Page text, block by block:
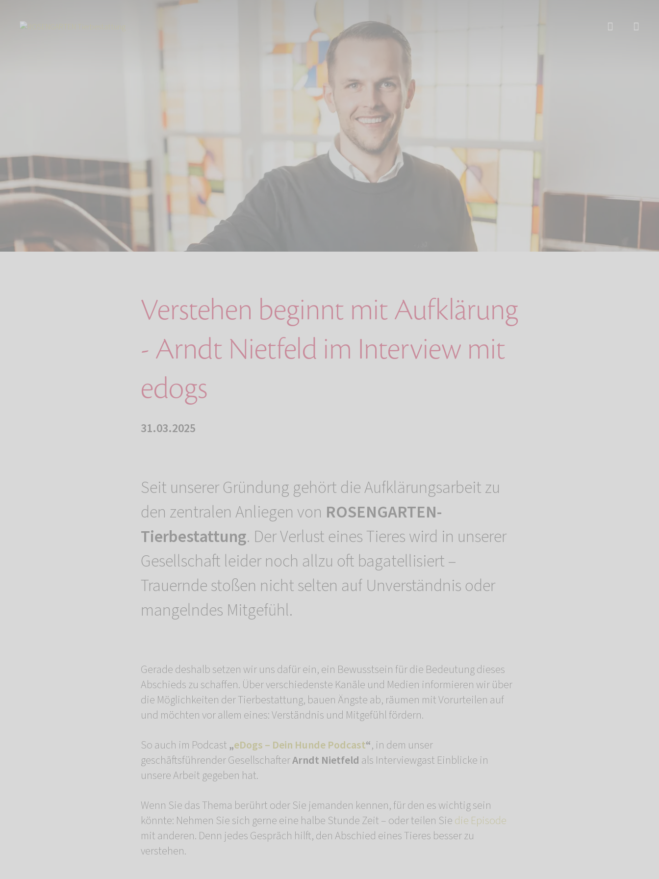
Verstehen beginnt mit Aufklärung
- Arndt Nietfeld im Interview mit
edogs
31.03.2025
Seit unserer Gründung gehört die Aufklärungsarbeit zu
den zentralen Anliegen von ROSENGARTEN-
Tierbestattung. Der Verlust eines Tieres wird in unserer
Gesellschaft leider noch allzu oft bagatellisiert –
Trauernde stoßen nicht selten auf Unverständnis oder
mangelndes Mitgefühl.
Gerade deshalb setzen wir uns dafür ein, ein Bewusstsein für die Bedeutung dieses
Abschieds zu schaffen. Über verschiedenste Kanäle und Medien informieren wir über
die Möglichkeiten der Tierbestattung, bauen Ängste ab, räumen mit Vorurteilen auf
und möchten vor allem eines: Verständnis und Mitgefühl fördern.
So auch im Podcast„eDogs – Dein Hunde Podcast“, in dem unser
geschäftsführender GesellschafterArndt Nietfeld als Interviewgast Einblicke in
unsere Arbeit gegeben hat.
Wenn Sie das Thema berührt oder Sie jemanden kennen, für den es wichtig sein
könnte: Nehmen Sie sich gerne eine halbe Stunde Zeit – oder teilen Siedie Episode
mit anderen. Denn jedes Gespräch hilft, den Abschied eines Tieres besser zu
verstehen.